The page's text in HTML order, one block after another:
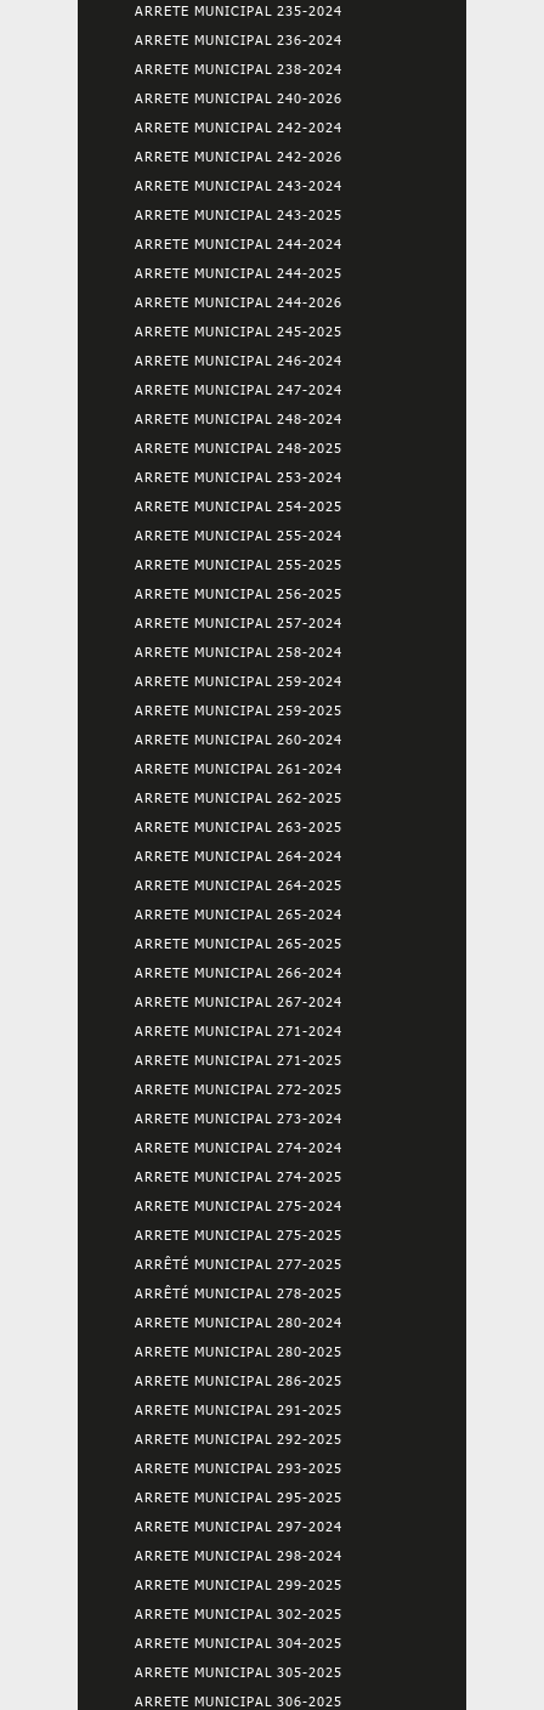
ARRETE MUNICIPAL 235-2024
ARRETE MUNICIPAL 236-2024
ARRETE MUNICIPAL 238-2024
ARRETE MUNICIPAL 240-2026
ARRETE MUNICIPAL 242-2024
ARRETE MUNICIPAL 242-2026
ARRETE MUNICIPAL 243-2024
ARRETE MUNICIPAL 243-2025
ARRETE MUNICIPAL 244-2024
ARRETE MUNICIPAL 244-2025
ARRETE MUNICIPAL 244-2026
ARRETE MUNICIPAL 245-2025
ARRETE MUNICIPAL 246-2024
ARRETE MUNICIPAL 247-2024
ARRETE MUNICIPAL 248-2024
ARRETE MUNICIPAL 248-2025
ARRETE MUNICIPAL 253-2024
ARRETE MUNICIPAL 254-2025
ARRETE MUNICIPAL 255-2024
ARRETE MUNICIPAL 255-2025
ARRETE MUNICIPAL 256-2025
ARRETE MUNICIPAL 257-2024
ARRETE MUNICIPAL 258-2024
ARRETE MUNICIPAL 259-2024
ARRETE MUNICIPAL 259-2025
ARRETE MUNICIPAL 260-2024
ARRETE MUNICIPAL 261-2024
ARRETE MUNICIPAL 262-2025
ARRETE MUNICIPAL 263-2025
ARRETE MUNICIPAL 264-2024
ARRETE MUNICIPAL 264-2025
ARRETE MUNICIPAL 265-2024
ARRETE MUNICIPAL 265-2025
ARRETE MUNICIPAL 266-2024
ARRETE MUNICIPAL 267-2024
ARRETE MUNICIPAL 271-2024
ARRETE MUNICIPAL 271-2025
ARRETE MUNICIPAL 272-2025
ARRETE MUNICIPAL 273-2024
ARRETE MUNICIPAL 274-2024
ARRETE MUNICIPAL 274-2025
ARRETE MUNICIPAL 275-2024
ARRETE MUNICIPAL 275-2025
ARRÊTÉ MUNICIPAL 277-2025
ARRÊTÉ MUNICIPAL 278-2025
ARRETE MUNICIPAL 280-2024
ARRETE MUNICIPAL 280-2025
ARRETE MUNICIPAL 286-2025
ARRETE MUNICIPAL 291-2025
ARRETE MUNICIPAL 292-2025
ARRETE MUNICIPAL 293-2025
ARRETE MUNICIPAL 295-2025
ARRETE MUNICIPAL 297-2024
ARRETE MUNICIPAL 298-2024
ARRETE MUNICIPAL 299-2025
ARRETE MUNICIPAL 302-2025
ARRETE MUNICIPAL 304-2025
ARRETE MUNICIPAL 305-2025
ARRETE MUNICIPAL 306-2025